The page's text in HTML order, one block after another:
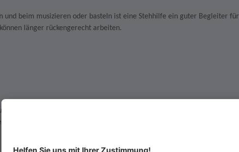
und beim musizieren oder basteln ist eine Stehhilfe ein guter Begleiter für
länger rückengerecht arbeiten.
auch wirklich kaufen möchten. Wenn Sie die Auktion gewinnen, dann
rechtsgültiger Vertrag zustande, der Sie zum Kauf verpflichtet.